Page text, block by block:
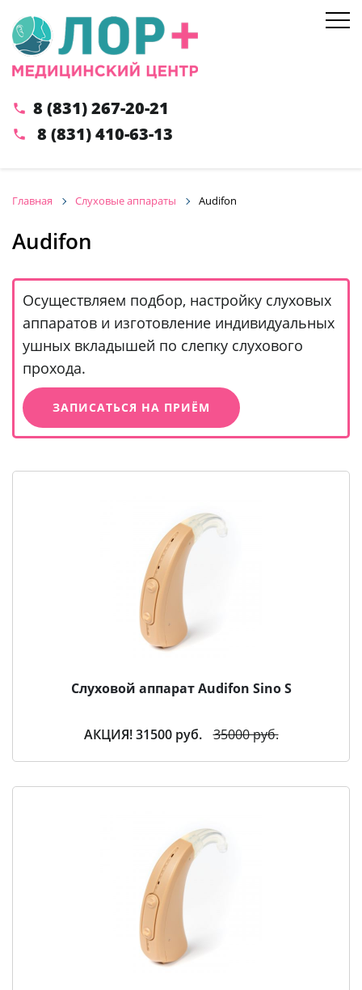
phone 8 (831) 267-20-21
phone 8 (831) 410-63-13
Главная Слуховые аппараты Audifon
Audifon
Осуществляем подбор, настройку слуховых
аппаратов и изготовление индивидуальных
ушных вкладышей по слепку слухового
прохода.
ЗАПИСАТЬСЯ НА ПРИЁМ
Слуховой аппарат Audifon Sino S
АКЦИЯ! 31500 руб. 35000 руб.